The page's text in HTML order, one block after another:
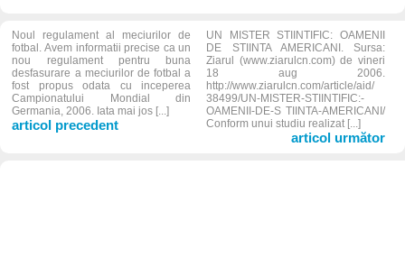
Noul regulament al meciurilor de
fotbal. Avem informatii precise ca un
nou regulament pentru buna
desfasurare a meciurilor de fotbal a
fost propus odata cu inceperea
Campionatului Mondial din
Germania, 2006. Iata mai jos [...]
articol precedent
UN MISTER STIINTIFIC: OAMENII
DE STIINTA AMERICANI. Sursa:
Ziarul (www.ziarulcn.com) de vineri
18 aug 2006.
http://www.ziarulcn.com/article/aid/
38499/UN-MISTER-STIINTIFIC:-
OAMENII-DE-S TIINTA-AMERICANI/
Conform unui studiu realizat [...]
articol următor